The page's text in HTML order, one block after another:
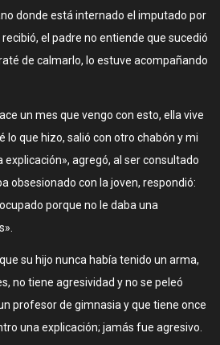
donde está internado el imputado por
el padre no entiende que sucedió
de calmarlo, lo estuve acompañando
un mes que vengo con esto, ella vive
lo que hizo, salió con otro chabón y mi
explicación», agregó, al ser consultado
obsesionado con la joven, respondió:
porque no le daba una
su hijo nunca había tenido un arma,
no tiene agresividad y no se peleó
profesor de gimnasia y que tiene once
una explicación; jamás fue agresivo.